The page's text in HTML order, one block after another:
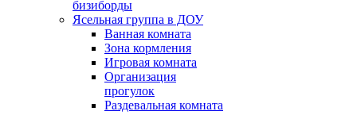
бизиборды
Ясельная группа в ДОУ
Ванная комната
Зона кормления
Игровая комната
Организация
прогулок
Раздевальная комната